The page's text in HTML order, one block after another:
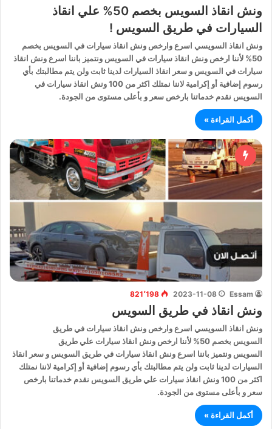
ونش انقاذ السويس بخصم 50% علي انقاذ
السيارات في طريق السويس !
ونش انقاذ السويسي اسرع وارخص ونش انقاذ سيارات في السويس بخصم
50% لأننا ارخص ونش انقاذ سيارات في السويس ونتميز باننا اسرع ونش انقاذ
سيارات في السويس و سعر انقاذ السيارات لدينا ثابت ولن يتم مطالبتك بأي
رسوم إضافية أو إكرامية لاننا نمتلك اكثر من 100 ونش انقاذ سيارات في
السويس نقدم خدماتنا بارخص سعر و بأعلى مستوى من الجودة.
أكمل القراءة »
Essam
2023-11-08 821٬198
ونش انقاذ في طريق السويس
ونش انقاذ السويسي اسرع وارخص ونش انقاذ سيارات في طريق
السويس بخصم 50% لأننا ارخص ونش انقاذ سيارات علي طريق
السويس ونتميز باننا اسرع ونش انقاذ سيارات في طريق السويس و سعر انقاذ
السيارات لدينا ثابت ولن يتم مطالبتك بأي رسوم إضافية أو إكرامية لاننا نمتلك
اكثر من 100 ونش انقاذ سيارات علي طريق السويس نقدم خدماتنا بارخص
سعر و بأعلى مستوى من الجودة.
أكمل القراءة »